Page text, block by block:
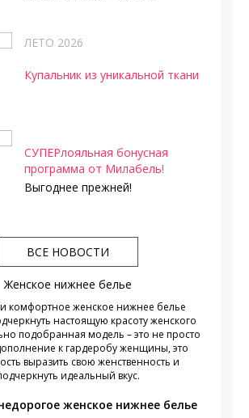
ЛЕТО 2026
Купальник из уникальной ткани
СУПЕРлояльная бонусная
программа от Милабель!
Выгоднее прежней!
ВСЕ НОВОСТИ
Женское нижнее белье
комфортное женское нижнее белье
настоящую красоту женского
подобранная модель – это не просто
к гардеробу женщины, это
выразить свою женственность и
идеальный вкус.
женское нижнее белье